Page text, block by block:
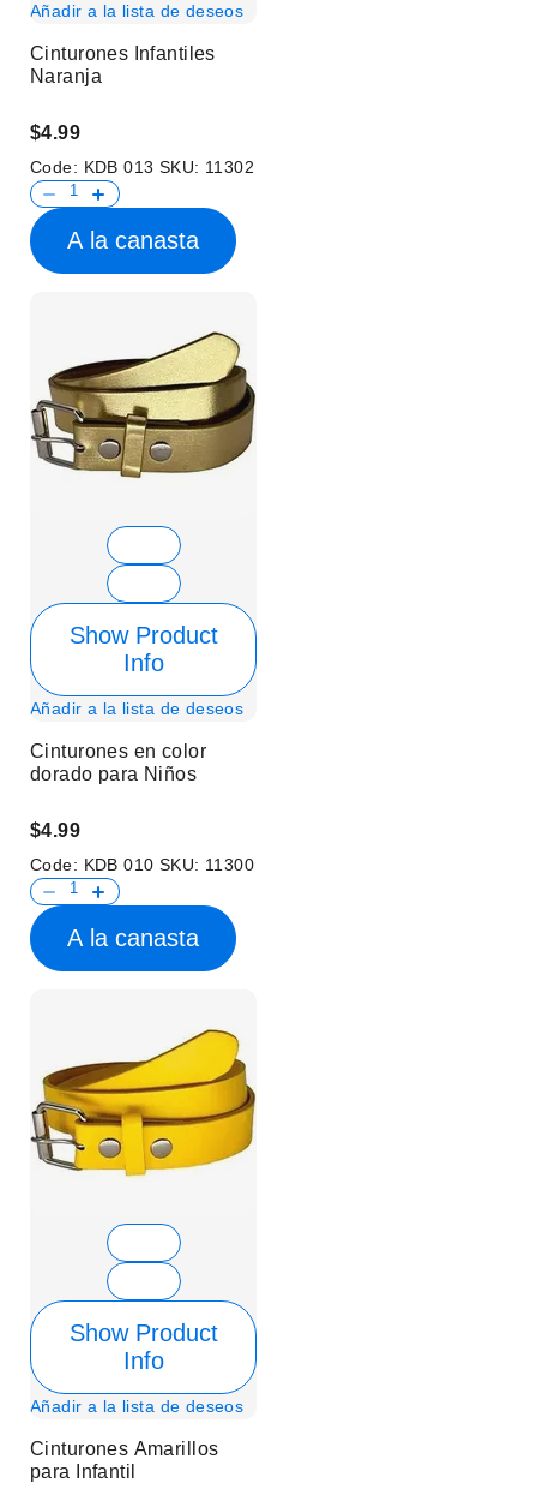
Añadir a la lista de deseos
Cinturones Infantiles
Naranja
$4.99
Code: KDB 013 SKU: 11302
A la canasta
Show Product
Info
Añadir a la lista de deseos
Cinturones en color
dorado para Niños
$4.99
Code: KDB 010 SKU: 11300
A la canasta
Show Product
Info
Añadir a la lista de deseos
Cinturones Amarillos
para Infantil